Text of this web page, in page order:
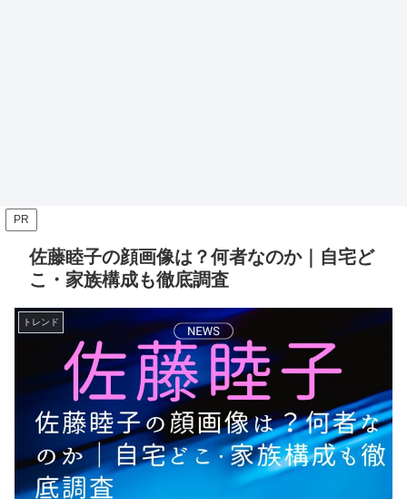
PR
佐藤睦子の顔画像は？何者なのか｜自宅ど
こ・家族構成も徹底調査
トレンド